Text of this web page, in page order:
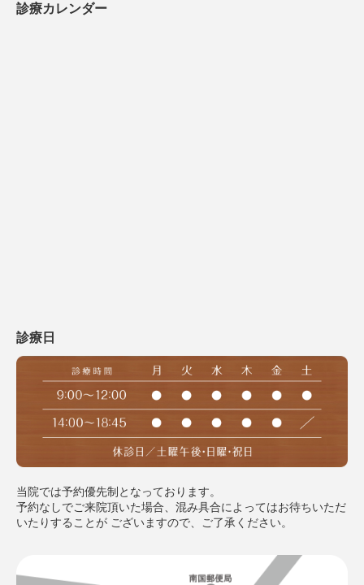
診療カレンダー
診療日
当院では予約優先制となっております。
予約なしでご来院頂いた場合、混み具合によってはお待ちいただ
いたりすることが ございますので、ご了承ください。